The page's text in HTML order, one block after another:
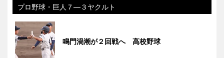
プロ野球・巨人７―３ヤクルト
鳴門渦潮が２回戦へ 高校野球